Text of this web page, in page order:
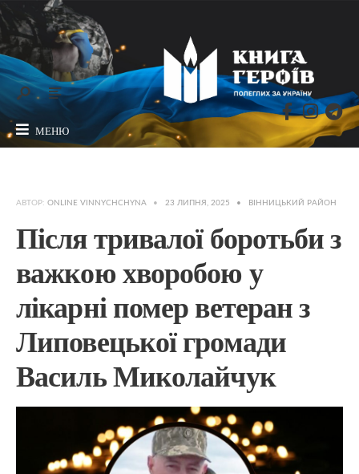
МЕНЮ
АВТОР: ONLINE VINNYCHCHYNA • 23 ЛИПНЯ, 2025 • ВІННИЦЬКИЙ РАЙОН
Після тривалої боротьби з
важкою хворобою у
лікарні помер ветеран з
Липовецької громади
Василь Миколайчук